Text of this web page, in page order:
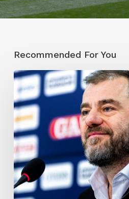
Recommended For You
Trotz
Karajica-
Aussage:
ELF
brechen
die
Sponsoren
weg